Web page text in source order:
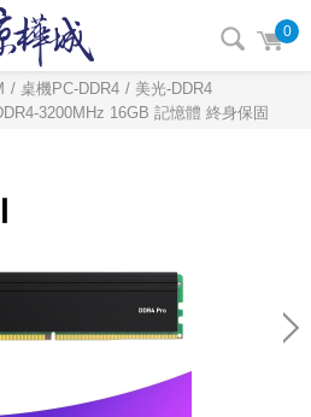
0
桌機PC-DDR4
美光-DDR4
3200MHz 16GB 記憶體 終身保固